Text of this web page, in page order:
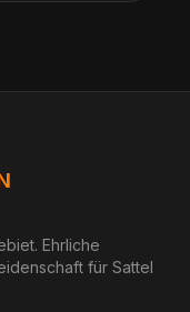
Ehrliche
für Sattel